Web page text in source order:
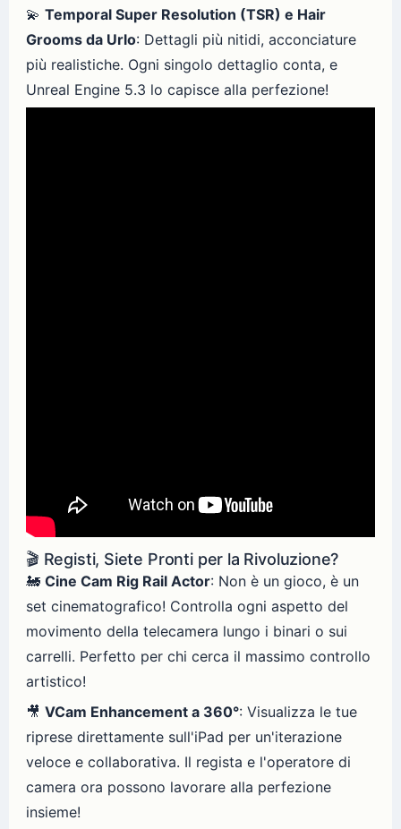
💫 Temporal Super Resolution (TSR) e Hair
Grooms da Urlo: Dettagli più nitidi, acconciature
più realistiche. Ogni singolo dettaglio conta, e
Unreal Engine 5.3 lo capisce alla perfezione!
🎬 Registi, Siete Pronti per la Rivoluzione?
🚂 Cine Cam Rig Rail Actor: Non è un gioco, è un
set cinematografico! Controlla ogni aspetto del
movimento della telecamera lungo i binari o sui
carrelli. Perfetto per chi cerca il massimo controllo
artistico!
🎥 VCam Enhancement a 360°: Visualizza le tue
riprese direttamente sull'iPad per un'iterazione
veloce e collaborativa. Il regista e l'operatore di
camera ora possono lavorare alla perfezione
insieme!